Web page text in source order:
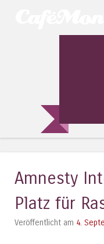
Amnesty
Platz für
Veröffentlicht am 4.